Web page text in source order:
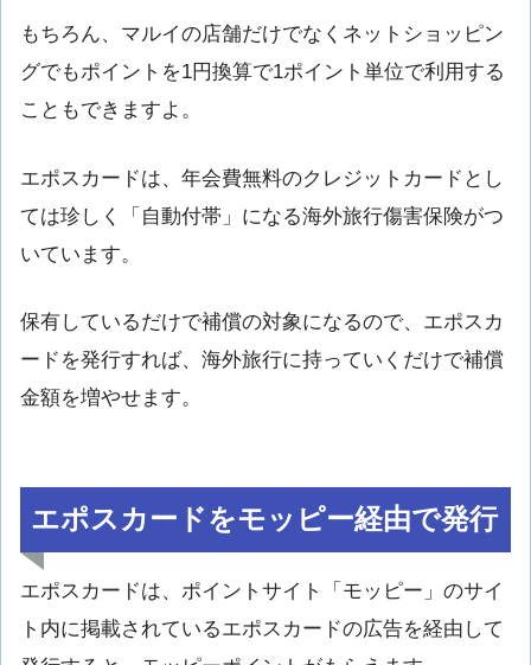
もちろん、マルイの店舗だけでなくネットショッピン
グでもポイントを1円換算で1ポイント単位で利用する
こともできますよ。
エポスカードは、年会費無料のクレジットカードとし
ては珍しく「自動付帯」になる海外旅行傷害保険がつ
いています。
保有しているだけで補償の対象になるので、エポスカ
ードを発行すれば、海外旅行に持っていくだけで補償
金額を増やせます。
エポスカードをモッピー経由で発行
エポスカードは、ポイントサイト「モッピー」のサイ
ト内に掲載されているエポスカードの広告を経由して